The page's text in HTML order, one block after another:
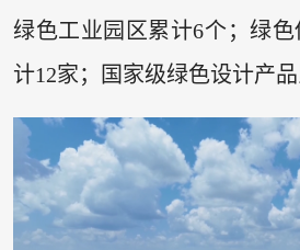
绿色工业园区累计6个；绿
计12家；国家级绿色设计产品